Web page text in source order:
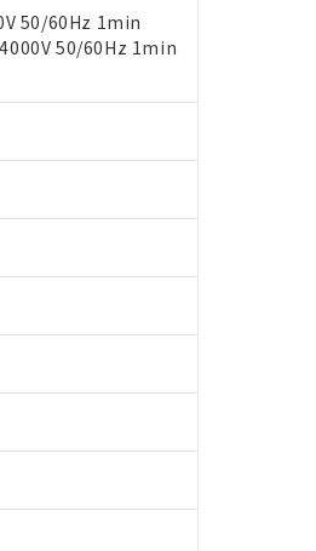
50/60Hz 1min
50/60Hz 1min
同利用に関して"
ができます。
の対応では、対応完了までの期間
おりました。
ることから、特段のことがない限